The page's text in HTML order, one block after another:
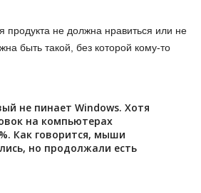
продукта не должна нравиться или не
быть такой, без которой кому-то
не пинает Windows. Хотя
на компьютерах
Как говорится, мыши
но продолжали есть